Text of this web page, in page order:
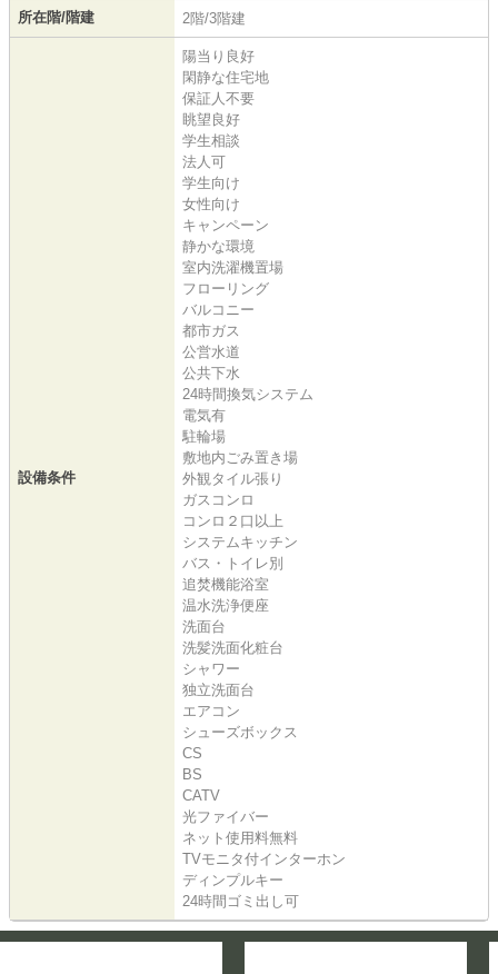
所在階/階建 2階/3階建
設備条件
陽当り良好
閑静な住宅地
保証人不要
眺望良好
学生相談
法人可
学生向け
女性向け
キャンペーン
静かな環境
室内洗濯機置場
フローリング
バルコニー
都市ガス
公営水道
公共下水
24時間換気システム
電気有
駐輪場
敷地内ごみ置き場
外観タイル張り
ガスコンロ
コンロ２口以上
システムキッチン
バス・トイレ別
追焚機能浴室
温水洗浄便座
洗面台
洗髪洗面化粧台
シャワー
独立洗面台
エアコン
シューズボックス
CS
BS
CATV
光ファイバー
ネット使用料無料
TVモニタ付インターホン
ディンプルキー
24時間ゴミ出し可